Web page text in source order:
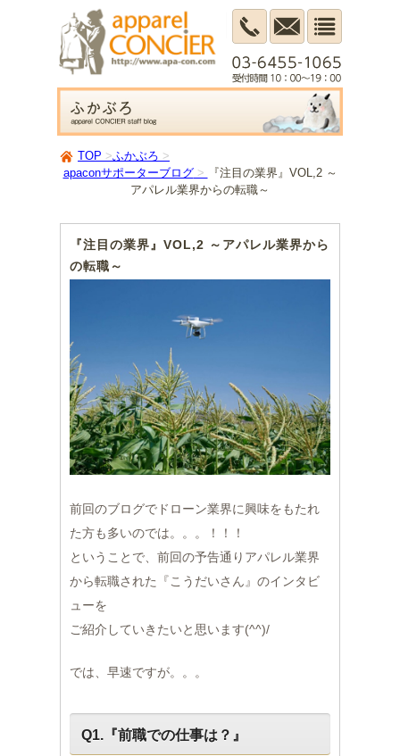
TOP
ふかぶろ
apaconサポーターブログ
『注目の業界』VOL,2 ～
アパレル業界からの転職～
『注目の業界』VOL,2 ～アパレル業界から
の転職～
前回のブログでドローン業界に興味をもたれ
た方も多いのでは。。。！！！
ということで、前回の予告通りアパレル業界
から転職された『こうだいさん』のインタビ
ューを
ご紹介していきたいと思います(^^)/
では、早速ですが。。。
Q1.『前職での仕事は？』